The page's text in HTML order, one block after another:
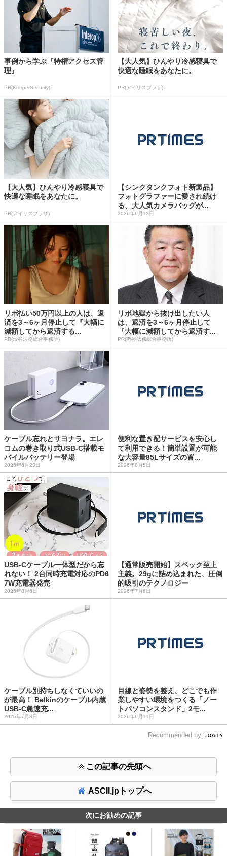
事例から学ぶ『特権アクセス管
理』
PR(KeeperSecurity)
【大人気】ひんやり冷感寝具で
快適な睡眠をあなたに。
PR(アイリスプラザ)
【大人気】ひんやり冷感寝具で
快適な睡眠をあなたに。
PR(アイリスプラザ)
【シンクタンクフォト新製品】
フォトグラファーに愛され続け
る、大人気カメラバッグが...
2026年6月12日
リボ払い50万円以上の人は、返
済を3～6ヶ月停止して『大幅に
減額してから返済する...
PR(渋谷法務総合事務所)
リボ地獄から抜け出したい人
は、返済を3～6ヶ月停止して
『大幅に減額してから返済す...
PR(渋谷法務総合事務所)
ケーブル忘れとサヨナラ。エレ
コムの巻き取り式USB-C搭載モ
バイルバッテリー登場
2026年6月23日
便利な置き配サービスを安心し
て利用できる！簡単設置が可能
な大容量85Lサイズの置...
2026年8月5日
USB-Cケーブル一体型だから忘
れない！ 2台同時充電対応のPD6
7W充電器発売
2026年8月6日
【通常販売開始】スペック至上
主義。29gに詰め込まれた、圧倒
的吸引のテクノロジー
2026年7月6日
ケーブル別持ちしなくていいの
が最高！ Belkinのケーブル内蔵
USB-C急速充...
2026年7月8日
目線と姿勢を整え、どこでも作
業しやすい環境をつくる「ノー
トパソコンスタンド」2モ...
2026年6月11日
Recommended by
この記事の先頭へ
ASCII.jpトップへ
次にお勧めの記事